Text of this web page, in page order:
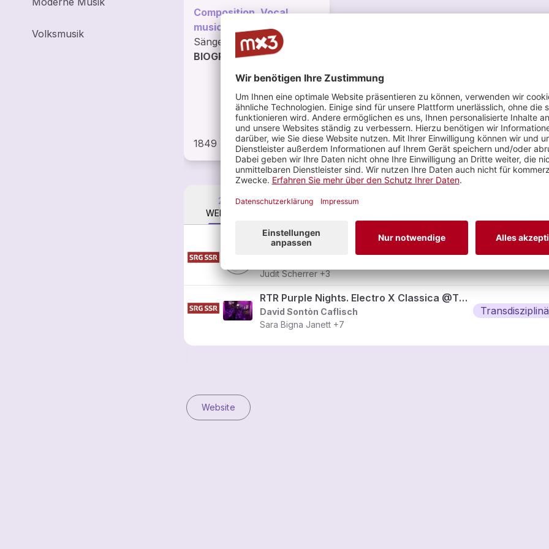
Volksmusik
Composition, Vocal
music, Graubünden
Sängerin
BIOGRAPHIE LESEN
1849 BESUCHE
2
WERKE
1
Judit Scherrer+3
RTR Purple Nights. Electro X Classica @Therme Vals (2018)
David Sontòn Caflisch
Sara Bigna Janett +7
Website